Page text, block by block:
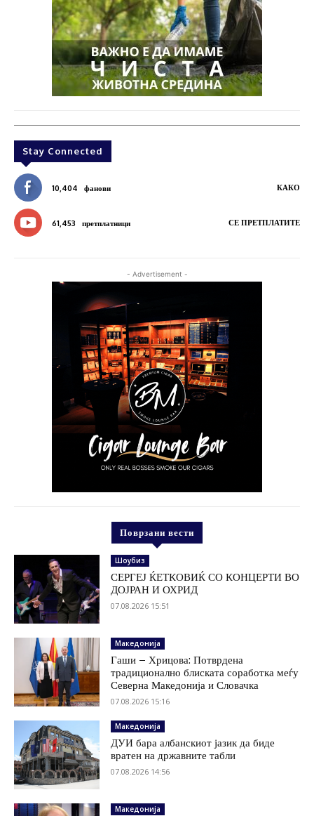
Stay Connected
10,404 фанови КАКО
61,453 претплатници СЕ ПРЕТПЛАТИТЕ
- Advertisement -
Поврзани вести
Шоубиз
СЕРГЕЈ ЌЕТКОВИЌ СО КОНЦЕРТИ ВО
ДОЈРАН И ОХРИД
07.08.2026 15:51
Македонија
Гаши – Хрицова: Потврдена
традиционално блиската соработка меѓу
Северна Македонија и Словачка
07.08.2026 15:16
Македонија
ДУИ бара албанскиот јазик да биде
вратен на државните табли
07.08.2026 14:56
Македонија